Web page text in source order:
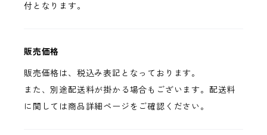
付となります。
販売価格
販売価格は、税込み表記となっております。
また、別途配送料が掛かる場合もございます。配送料
に関しては商品詳細ページをご確認ください。